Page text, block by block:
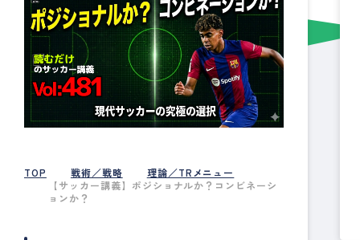
TOP 戦術／戦略
理論／TRメニュー
【サッカー講義】ポジショナルか？コンビネーシ
ョンか？